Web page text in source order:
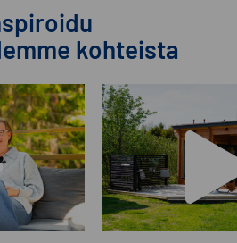
kohteista